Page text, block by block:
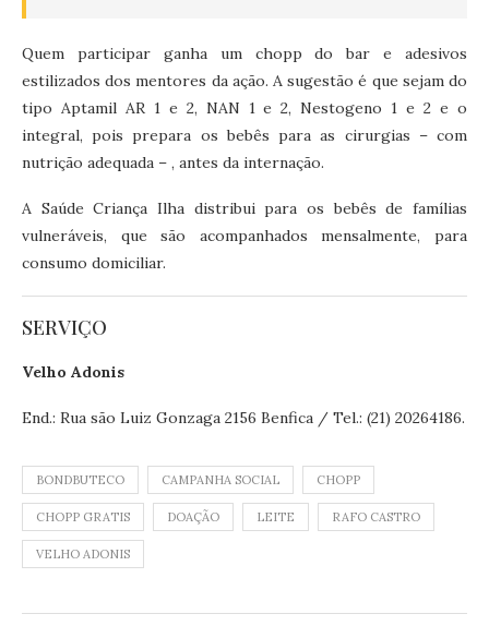
Quem participar ganha um chopp do bar e adesivos
estilizados dos mentores da ação. A sugestão é que sejam do
tipo Aptamil AR 1 e 2, NAN 1 e 2, Nestogeno 1 e 2 e o
integral, pois prepara os bebês para as cirurgias – com
nutrição adequada – , antes da internação.
A Saúde Criança Ilha distribui para os bebês de famílias
vulneráveis, que são acompanhados mensalmente, para
consumo domiciliar.
SERVIÇO
Velho Adonis
End.: Rua são Luiz Gonzaga 2156 Benfica / Tel.: (21) 20264186.
BONDBUTECO CAMPANHA SOCIAL CHOPP
CHOPP GRATIS DOAÇÃO LEITE RAFO CASTRO
VELHO ADONIS